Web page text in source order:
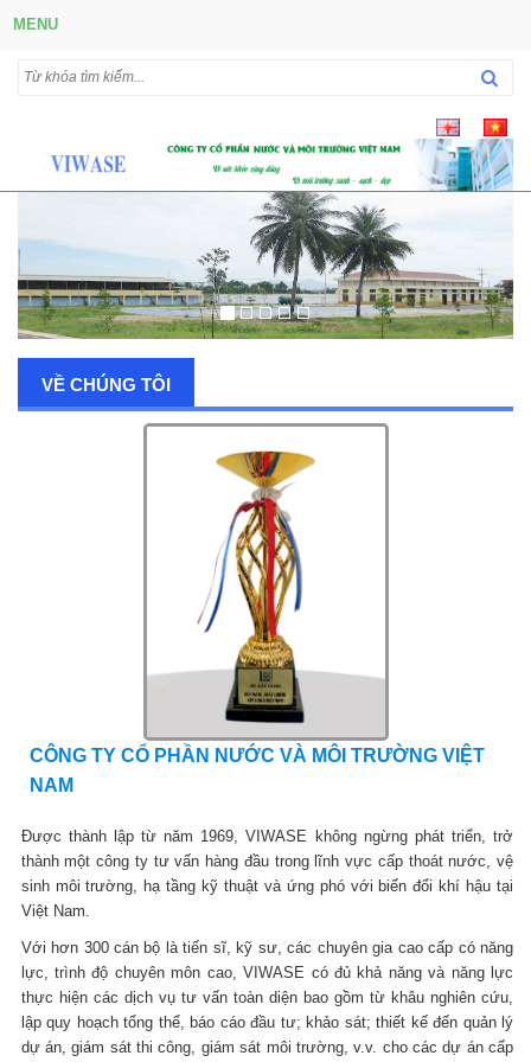
MENU
VỀ CHÚNG TÔI
CÔNG TY CỔ PHẦN NƯỚC VÀ MÔI TRƯỜNG VIỆT
NAM
Được thành lập từ năm 1969, VIWASE không ngừng phát triển, trở
thành một công ty tư vấn hàng đầu trong lĩnh vực cấp thoát nước, vệ
sinh môi trường, hạ tầng kỹ thuật và ứng phó với biến đổi khí hậu tại
Việt Nam.
Với hơn 300 cán bộ là tiến sĩ, kỹ sư, các chuyên gia cao cấp có năng
lực, trình độ chuyên môn cao, VIWASE có đủ khả năng và năng lực
thực hiện các dịch vụ tư vấn toàn diện bao gồm từ khâu nghiên cứu,
lập quy hoạch tổng thể, báo cáo đầu tư; khảo sát; thiết kế đến quản lý
dự án, giám sát thi công, giám sát môi trường, v.v. cho các dự án cấp